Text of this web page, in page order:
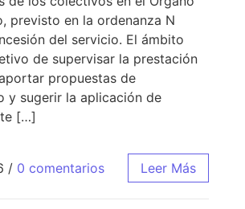
previsto en la ordenanza N
del servicio. El ámbito
de supervisar la prestación
propuestas de
y sugerir la aplicación de
[…]
/ 0 comentarios Leer Más